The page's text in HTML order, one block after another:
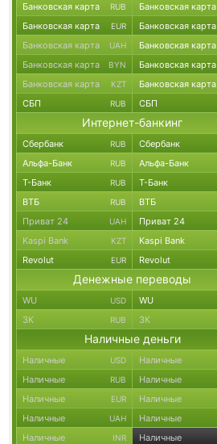
Банковская карта RUB Банковская карта
Банковская карта EUR Банковская карта
Банковская карта UAH Банковская карта
Банковская карта BYN Банковская карта
Банковская карта KZT Банковская карта
СБП RUB СБП
Интернет-банкинг
Сбербанк RUB Сбербанк
Альфа-Банк RUB Альфа-Банк
Т-Банк RUB Т-Банк
ВТБ RUB ВТБ
Приват 24 UAH Приват 24
Kaspi Bank KZT Kaspi Bank
Revolut EUR Revolut
Денежные переводы
WU USD WU
ЗК RUB ЗК
Наличные деньги
Наличные USD Наличные
Наличные RUB Наличные
Наличные EUR Наличные
Наличные UAH Наличные
Наличные INR Наличные